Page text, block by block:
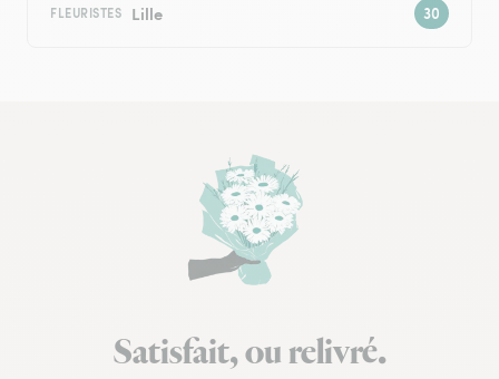
FLEURISTES Lille
Satisfait, ou relivré.